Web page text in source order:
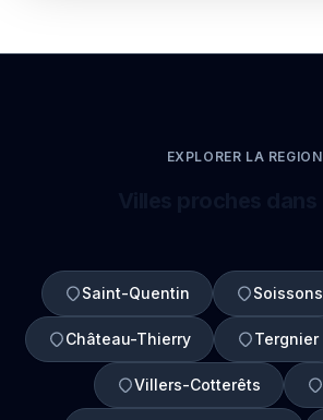
EXPLORER LA REGION
Saint-Quentin Soissons
Château-Thierry Tergnier
Villers-Cotterêts